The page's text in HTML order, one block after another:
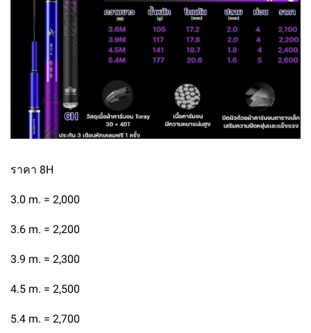
ราคา 8H
3.0 m. = 2,000
3.6 m. = 2,200
3.9 m. = 2,300
4.5 m. = 2,500
5.4 m. = 2,700